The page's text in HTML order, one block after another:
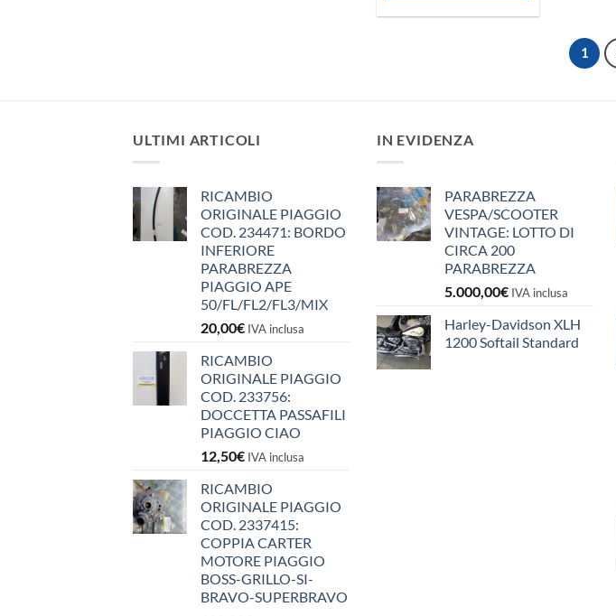
1
ULTIMI ARTICOLI
RICAMBIO
ORIGINALE PIAGGIO
COD. 234471: BORDO
INFERIORE
PARABREZZA
PIAGGIO APE
50/FL/FL2/FL3/MIX
20,00€ IVA inclusa
RICAMBIO
ORIGINALE PIAGGIO
COD. 233756:
DOCCETTA PASSAFILI
PIAGGIO CIAO
12,50€ IVA inclusa
RICAMBIO
ORIGINALE PIAGGIO
COD. 2337415:
COPPIA CARTER
MOTORE PIAGGIO
BOSS-GRILLO-SI-
BRAVO-SUPERBRAVO
IN EVIDENZA
PARABREZZA
VESPA/SCOOTER
VINTAGE: LOTTO DI
CIRCA 200
PARABREZZA
5.000,00€ IVA inclusa
Harley-Davidson XLH
1200 Softail Standard